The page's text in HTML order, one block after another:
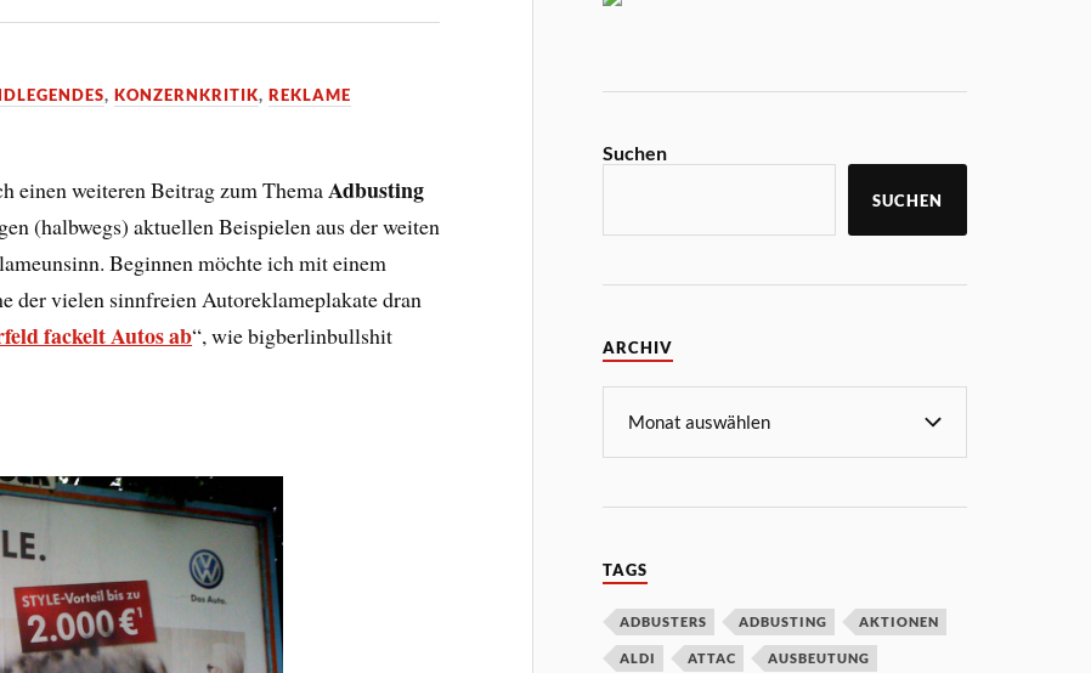
,KONZERNKRITIK,REKLAME
einen weiteren Beitrag zum ThemaAdbusting
(halbwegs) aktuellen Beispielen aus der weiten
Beginnen möchte ich mit einem
der vielen sinnfreien Autoreklameplakate dran
fackelt Autos ab“, wie bigberlinbullshit
Suchen
SUCHEN
ARCHIV
TAGS
ADBUSTERS ADBUSTING AKTIONEN
ALDI ATTAC AUSBEUTUNG